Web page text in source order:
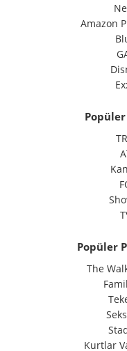
Amazon
Popüler
The
Kurtlar